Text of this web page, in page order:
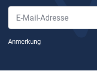
Anmerkung